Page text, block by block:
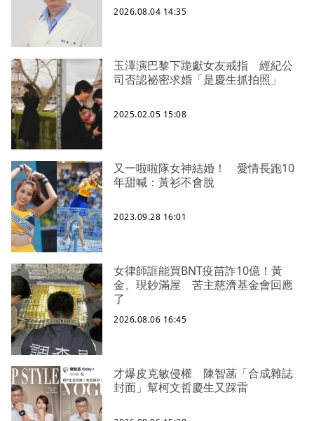
2026.08.04 14:35
玉澤演巴黎下跪獻女友戒指 經紀公
司否認祕密求婚「是慶生抓拍照」
2025.02.05 15:08
又一啦啦隊女神結婚！ 愛情長跑10
年甜喊：黃衫不會脫
2023.09.28 16:01
女律師誆能買BNT疫苗詐10億！黃
金、現鈔滿屋 苦主慈濟基金會回應
了
2026.08.06 16:45
才爆皮克敏侵權 陳智菡「合成雜誌
封面」幫柯文哲慶生又踩雷